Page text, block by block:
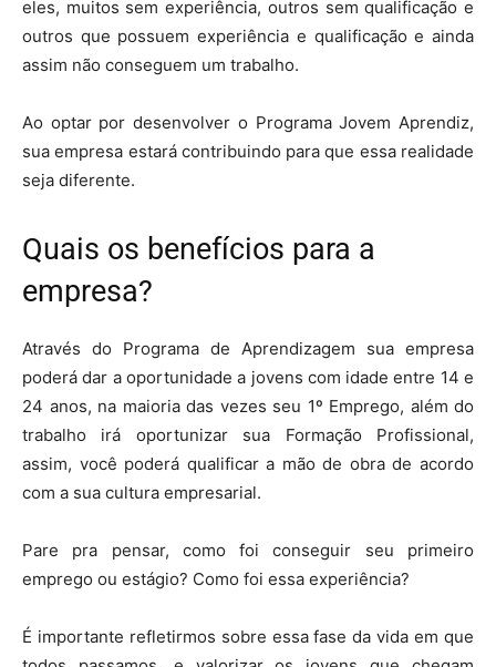
eles, muitos sem experiência, outros sem qualificação e
outros que possuem experiência e qualificação e ainda
assim não conseguem um trabalho.
Ao optar por desenvolver o Programa Jovem Aprendiz,
sua empresa estará contribuindo para que essa realidade
seja diferente.
Quais os benefícios para a
empresa?
Através do Programa de Aprendizagem sua empresa
poderá dar a oportunidade a jovens com idade entre 14 e
24 anos, na maioria das vezes seu 1º Emprego, além do
trabalho irá oportunizar sua Formação Profissional,
assim, você poderá qualificar a mão de obra de acordo
com a sua cultura empresarial.
Pare pra pensar, como foi conseguir seu primeiro
emprego ou estágio? Como foi essa experiência?
É importante refletirmos sobre essa fase da vida em que